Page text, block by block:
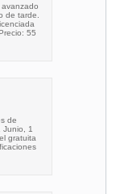
de tarde.
55
de
Junio, 1
gratuita